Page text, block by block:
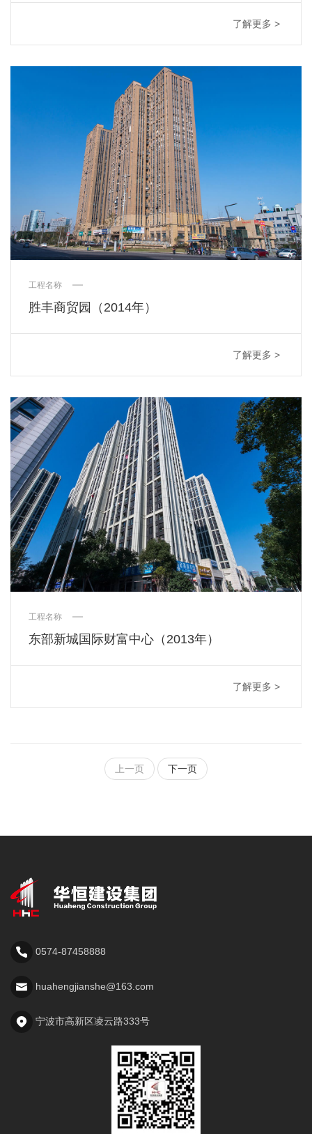
了解更多 >
工程名称
胜丰商贸园（2014年）
了解更多 >
工程名称
东部新城国际财富中心（2013年）
了解更多 >
上一页 下一页
0574-87458888
huahengjianshe@163.com
宁波市高新区凌云路333号